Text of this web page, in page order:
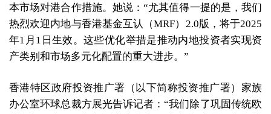
本市场对港合作措施。她说：“尤其值得一提的是，我们
热烈欢迎内地与香港基金互认（MRF）2.0版，将于2025
年1月1日生效。这些优化举措是推动内地投资者实现资
产类别和市场多元化配置的重大进步。”
香港特区政府投资推广署（以下简称投资推广署）家族
办公室环球总裁方展光告诉记者：“我们除了巩固传统欧